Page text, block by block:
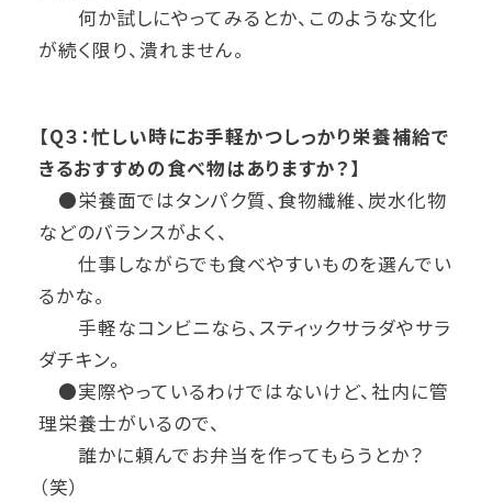
何か試しにやってみるとか、このような文化
が続く限り、潰れません。
【Q３：忙しい時にお手軽かつしっかり栄養補給で
きるおすすめの食べ物はありますか？】
●栄養面ではタンパク質、食物繊維、炭水化物
などのバランスがよく、
仕事しながらでも食べやすいものを選んでい
るかな。
手軽なコンビニなら、スティックサラダやサラ
ダチキン。
●実際やっているわけではないけど、社内に管
理栄養士がいるので、
誰かに頼んでお弁当を作ってもらうとか？
（笑）